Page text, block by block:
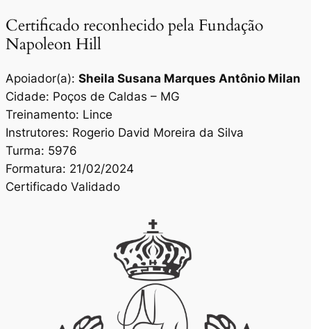
Certificado reconhecido pela Fundação
Napoleon Hill
Apoiador(a): Sheila Susana Marques Antônio Milan
Cidade: Poços de Caldas – MG
Treinamento: Lince
Instrutores: Rogerio David Moreira da Silva
Turma: 5976
Formatura: 21/02/2024
Certificado Validado